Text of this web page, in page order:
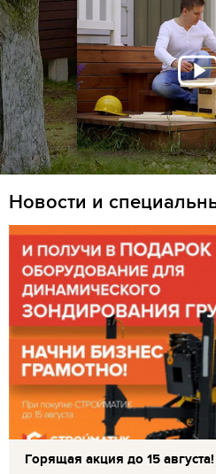
Новости и
Горящая акция до 15 августа!